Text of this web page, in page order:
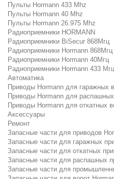
Пульты Hormann 433 Mhz
Пульты Hormann 40 Mhz
Пульты Hormann 26.975 Mhz
Радиоприемники HORMANN
Радиоприемники BiSecur 868Мгц
Радиоприемники Hormann 868Мгц
Радиоприемники Hormann 40Мгц
Радиоприемники Hormann 433 Мгц
Автоматика
Приводы Hormann для гаражных
Приводы Hormann для
Приводы Hormann для откатных
Аксессуары
Ремонт
Запасные части для приводов
Запасные части для гаражных
Запасные части для откатных
Запасные части для распашных
Запасные части для